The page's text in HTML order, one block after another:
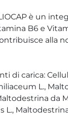
è un
B6 e
alla
di carica:
L.,
da
L.,